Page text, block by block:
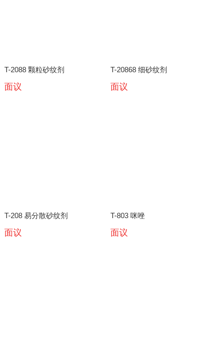
T-2088 颗粒砂纹剂
面议
T-20868 细砂纹剂
面议
T-208 易分散砂纹剂
面议
T-803 咪唑
面议